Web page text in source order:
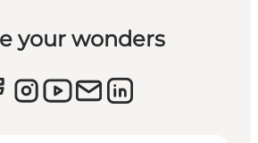
your wonders